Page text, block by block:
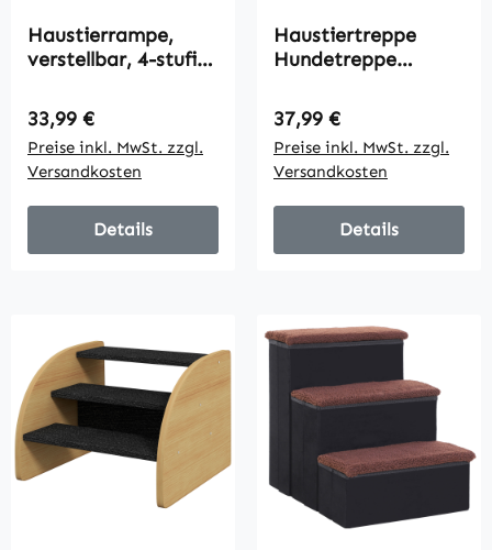
Haustierrampe,
verstellbar, 4-stufig,
Kiefernholz, faltbar,
für Hunde bis 15 kg
Regulärer Preis:
33,99 €
Preise inkl. MwSt. zzgl.
Versandkosten
Details
Haustiertreppe
Hundetreppe
Stufen für Katzen
und Hunde Plüsch
Beige 54 x 40 x
39cm
Regulärer Preis:
37,99 €
Preise inkl. MwSt. zzgl.
Versandkosten
Details